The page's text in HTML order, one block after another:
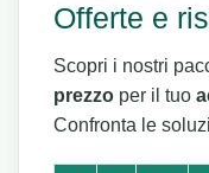
Offerte e
Scopri i nostri
prezzo per il tuo
Confronta le